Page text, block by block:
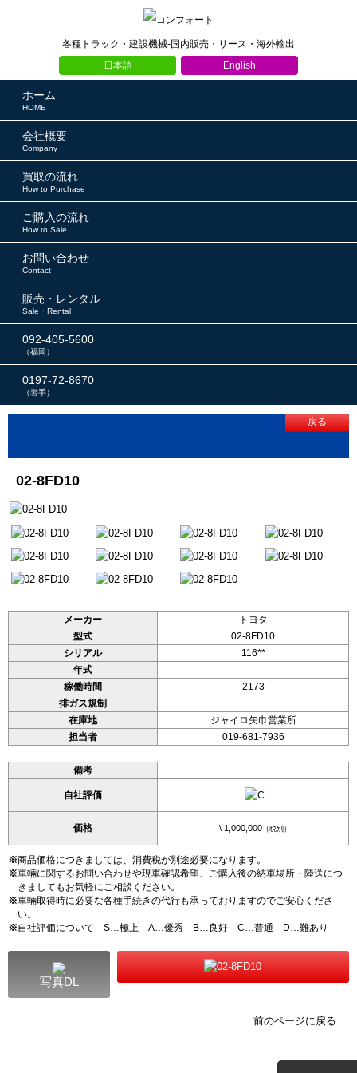
各種トラック・建設機械-国内販売・リース・海外輸出
English
日本語
ホーム
HOME
会社概要
Company
買取の流れ
How to Purchase
ご購入の流れ
How to Sale
お問い合わせ
Contact
販売・レンタル
Sale・Rental
092-405-5600
（福岡）
0197-72-8670
（岩手）
戻る
02-8FD10
メーカー
トヨタ
型式
02-8FD10
シリアル
116**
年式
稼働時間
2173
排ガス規制
在庫地
ジャイロ矢巾営業所
担当者
019-681-7936
備考
自社評価
価格 \ 1,000,000（税別）
※商品価格につきましては、消費税が別途必要になります。
※車輛に関するお問い合わせや現車確認希望、ご購入後の納車場所・陸送につ
きましてもお気軽にご相談ください。
※車輛取得時に必要な各種手続きの代行も承っておりますのでご安心くださ
い。
※自社評価について S…極上 A…優秀 B…良好 C…普通 D…難あり
写真DL
前のページに戻る